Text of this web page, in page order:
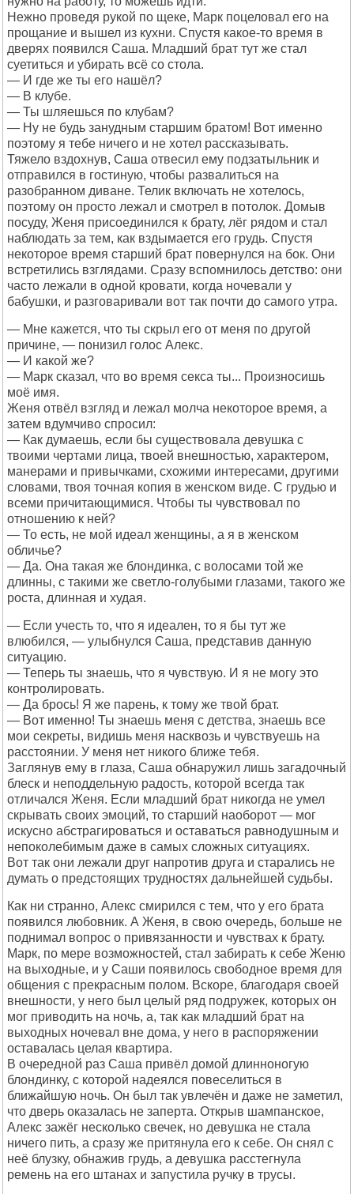
Нежно проведя рукой по щеке, Марк поцеловал его на
прощание и вышел из кухни. Спустя какое-то время в
дверях появился Саша. Младший брат тут же стал
суетиться и убирать всё со стола.
— И где же ты его нашёл?
— В клубе.
— Ты шляешься по клубам?
— Ну не будь занудным старшим братом! Вот именно
поэтому я тебе ничего и не хотел рассказывать.
Тяжело вздохнув, Саша отвесил ему подзатыльник и
отправился в гостиную, чтобы развалиться на
разобранном диване. Телик включать не хотелось,
поэтому он просто лежал и смотрел в потолок. Домыв
посуду, Женя присоединился к брату, лёг рядом и стал
наблюдать за тем, как вздымается его грудь. Спустя
некоторое время старший брат повернулся на бок. Они
встретились взглядами. Сразу вспомнилось детство: они
часто лежали в одной кровати, когда ночевали у
бабушки, и разговаривали вот так почти до самого утра.
— Мне кажется, что ты скрыл его от меня по другой
причине, — понизил голос Алекс.
— И какой же?
— Марк сказал, что во время секса ты... Произносишь
моё имя.
Женя отвёл взгляд и лежал молча некоторое время, а
затем вдумчиво спросил:
— Как думаешь, если бы существовала девушка с
твоими чертами лица, твоей внешностью, характером,
манерами и привычками, схожими интересами, другими
словами, твоя точная копия в женском виде. С грудью и
всеми причитающимися. Чтобы ты чувствовал по
отношению к ней?
— То есть, не мой идеал женщины, а я в женском
обличье?
— Да. Она такая же блондинка, с волосами той же
длинны, с такими же светло-голубыми глазами, такого же
роста, длинная и худая.
— Если учесть то, что я идеален, то я бы тут же
влюбился, — улыбнулся Саша, представив данную
ситуацию.
— Теперь ты знаешь, что я чувствую. И я не могу это
контролировать.
— Да брось! Я же парень, к тому же твой брат.
— Вот именно! Ты знаешь меня с детства, знаешь все
мои секреты, видишь меня насквозь и чувствуешь на
расстоянии. У меня нет никого ближе тебя.
Заглянув ему в глаза, Саша обнаружил лишь загадочный
блеск и неподдельную радость, которой всегда так
отличался Женя. Если младший брат никогда не умел
скрывать своих эмоций, то старший наоборот — мог
искусно абстрагироваться и оставаться равнодушным и
непоколебимым даже в самых сложных ситуациях.
Вот так они лежали друг напротив друга и старались не
думать о предстоящих трудностях дальнейшей судьбы.
Как ни странно, Алекс смирился с тем, что у его брата
появился любовник. А Женя, в свою очередь, больше не
поднимал вопрос о привязанности и чувствах к брату.
Марк, по мере возможностей, стал забирать к себе Женю
на выходные, и у Саши появилось свободное время для
общения с прекрасным полом. Вскоре, благодаря своей
внешности, у него был целый ряд подружек, которых он
мог приводить на ночь, а, так как младший брат на
выходных ночевал вне дома, у него в распоряжении
оставалась целая квартира.
В очередной раз Саша привёл домой длинноногую
блондинку, с которой надеялся повеселиться в
ближайшую ночь. Он был так увлечён и даже не заметил,
что дверь оказалась не заперта. Открыв шампанское,
Алекс зажёг несколько свечек, но девушка не стала
ничего пить, а сразу же притянула его к себе. Он снял с
неё блузку, обнажив грудь, а девушка расстегнула
ремень на его штанах и запустила ручку в трусы.